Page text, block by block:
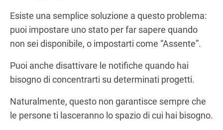
Esiste una semplice soluzione a questo problema:
puoi impostare uno stato per far sapere quando
non sei disponibile, o impostarti come “Assente”.
Puoi anche disattivare le notifiche quando hai
bisogno di concentrarti su determinati progetti.
Naturalmente, questo non garantisce sempre che
le persone ti lasceranno lo spazio di cui hai bisogno.